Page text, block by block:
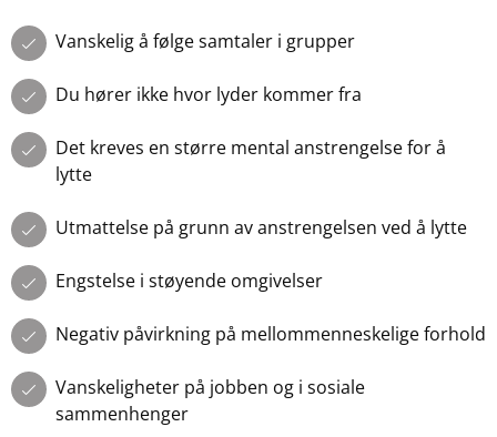
Vanskelig å følge samtaler i grupper
Du hører ikke hvor lyder kommer fra
Det kreves en større mental anstrengelse for å
lytte
Utmattelse på grunn av anstrengelsen ved å lytte
Engstelse i støyende omgivelser
Negativ påvirkning på mellommenneskelige forhold
Vanskeligheter på jobben og i sosiale
sammenhenger